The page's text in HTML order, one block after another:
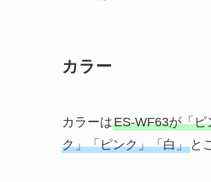
カラー
カラーはES-WF63が「
ク」「ピンク」「白」 と